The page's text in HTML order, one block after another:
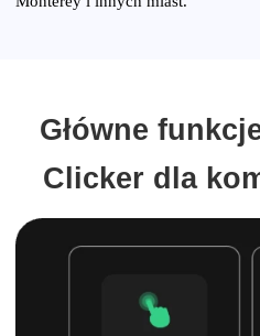
Główne
Clicker dla